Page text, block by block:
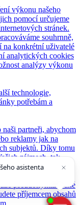
výkonu našeho
pomocí určujeme
stránek.
souhrnně,
konkrétní uživatelé
analytických cookies
analýzy výkonu
technologie,
potřebám a
partneři, abychom
reklamy jak na
subjektů. Díky tomu
zájmech, tak
těchto
identifikace
pseudonymizované
příjemcem obsahů
asistenta